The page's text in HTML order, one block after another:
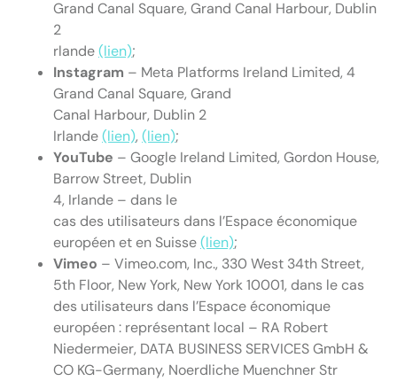
Grand Canal Square, Grand Canal Harbour, Dublin
2
rlande(lien);
Instagram – Meta Platforms Ireland Limited, 4
Grand Canal Square, Grand
Canal Harbour, Dublin 2
Irlande(lien), (lien);
YouTube – Google Ireland Limited, Gordon House,
Barrow Street, Dublin
4, Irlande – dans le
cas des utilisateurs dans l’Espace économique
européen et en Suisse(lien);
Vimeo – Vimeo.com, Inc., 330 West 34th Street,
5th Floor, New York, New York 10001, dans le cas
des utilisateurs dans l’Espace économique
européen : représentant local – RA Robert
Niedermeier, DATA BUSINESS SERVICES GmbH &
CO KG-Germany, Noerdliche Muenchner Str